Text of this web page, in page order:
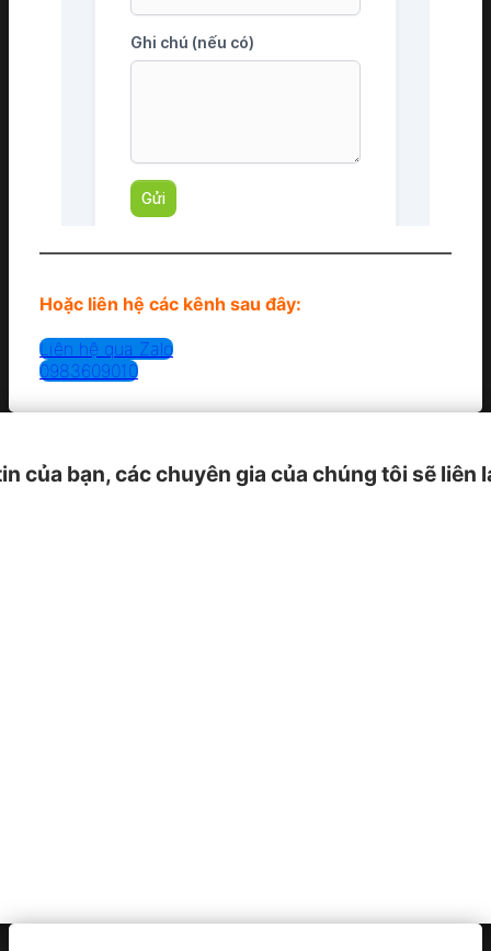
Hoặc liên hệ các kênh sau đây:
Liên hệ qua Zalo
0983609010
của bạn, các chuyên gia của chúng tôi sẽ liên